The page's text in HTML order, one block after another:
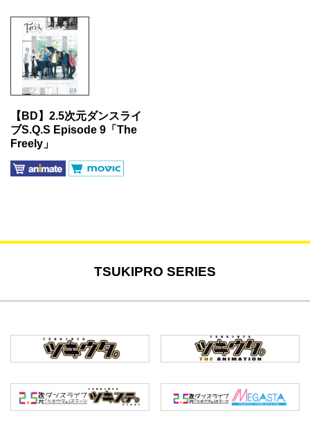
【BD】2.5次元ダンスライ
ブS.Q.S Episode 9「The
Freely」
TSUKIPRO SERIES